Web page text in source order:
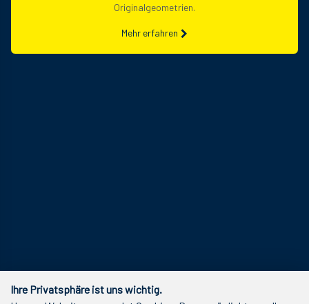
Originalgeometrien.
Mehr erfahren
Ihre Privatsphäre ist uns wichtig.